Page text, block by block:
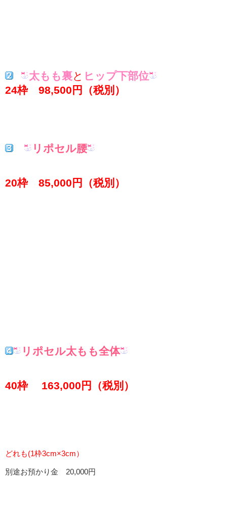
太もも裏と ヒップ下部位
24枠 98,500円（税別）
リポセル腰
20枠 85,000円（税別）
リポセル太もも全体
40枠 163,000円（税別）
どれも(1枠3cm×3cm）
別途お預かり金 20,000円